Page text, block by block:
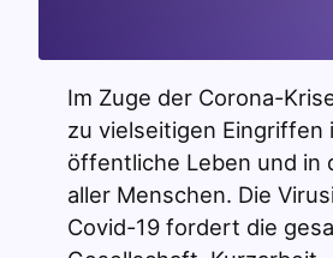
Im Zuge der Corona-
zu vielseitigen Eingriffen
öffentliche Leben und in
aller Menschen. Die
Covid-19 fordert die